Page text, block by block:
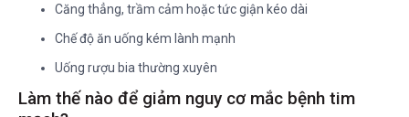
Căng thẳng, trầm cảm hoặc tức giận kéo dài
Chế độ ăn uống kém lành mạnh
Uống rượu bia thường xuyên
Làm thế nào để giảm nguy cơ mắc bệnh tim